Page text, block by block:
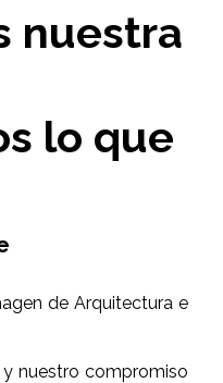
nuestra
lo que
de Arquitectura e
nuestro compromiso